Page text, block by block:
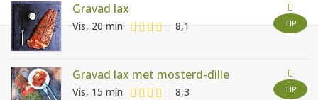
AANMELDEN
RECEPTEN
WEEKMENU'S
TIP
Gravad lax
Vis, 20 min 8,1
TIP
Gravad lax met mosterd-dille
Vis, 15 min 8,3